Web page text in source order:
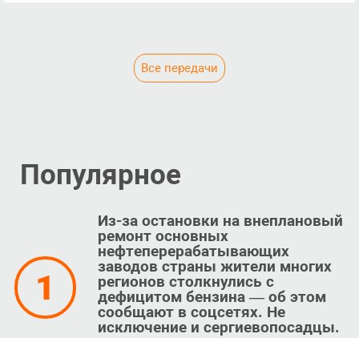
Все передачи
Популярное
1
Из-за остановки на внеплановый
ремонт основных
нефтеперерабатывающих
заводов страны жители многих
регионов столкнулись с
дефицитом бензина — об этом
сообщают в соцсетях. Не
исключение и сергиевопосадцы.